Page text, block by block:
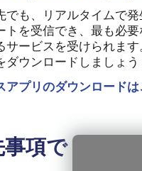
でも、リアルタイムで
トを受信でき、最も必
サービスを受けられます
ダウンロードしましょう
アプリのダウンロードは
項で